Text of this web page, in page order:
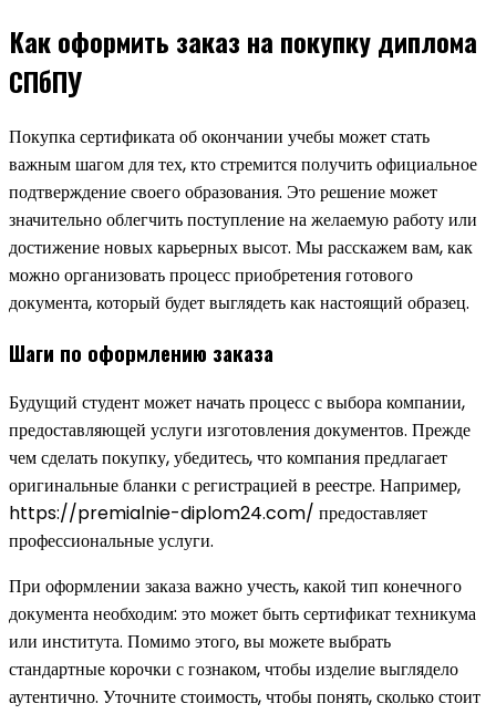
Как оформить заказ на покупку диплома
СПбПУ
Покупка сертификата об окончании учебы может стать
важным шагом для тех, кто стремится получить официальное
подтверждение своего образования. Это решение может
значительно облегчить поступление на желаемую работу или
достижение новых карьерных высот. Мы расскажем вам, как
можно организовать процесс приобретения готового
документа, который будет выглядеть как настоящий образец.
Шаги по оформлению заказа
Будущий студент может начать процесс с выбора компании,
предоставляющей услуги изготовления документов. Прежде
чем сделать покупку, убедитесь, что компания предлагает
оригинальные бланки с регистрацией в реестре. Например,
https://premialnie-diplom24.com/ предоставляет
профессиональные услуги.
При оформлении заказа важно учесть, какой тип конечного
документа необходим: это может быть сертификат техникума
или института. Помимо этого, вы можете выбрать
стандартные корочки с гознаком, чтобы изделие выглядело
аутентично. Уточните стоимость, чтобы понять, сколько стоит